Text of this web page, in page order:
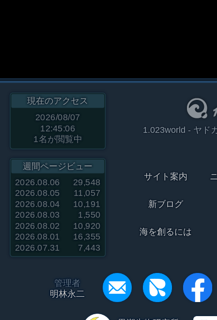
現在のアクセス
2026/08/07
12:45:06
1名が閲覧中
週間ページビュー
2026.08.06
29,548
2026.08.05
11,057
2026.08.04
10,191
2026.08.03
1,550
2026.08.02
10,920
2026.08.01
16,355
2026.07.31
7,443
1.023world - ヤド
サイト案内
新ブログ
海を創るには
管理者
明林永二